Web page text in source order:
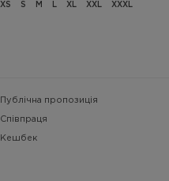
XS S M L XL XXL XXXL
Публічна пропозиція
Співпраця
Кешбек